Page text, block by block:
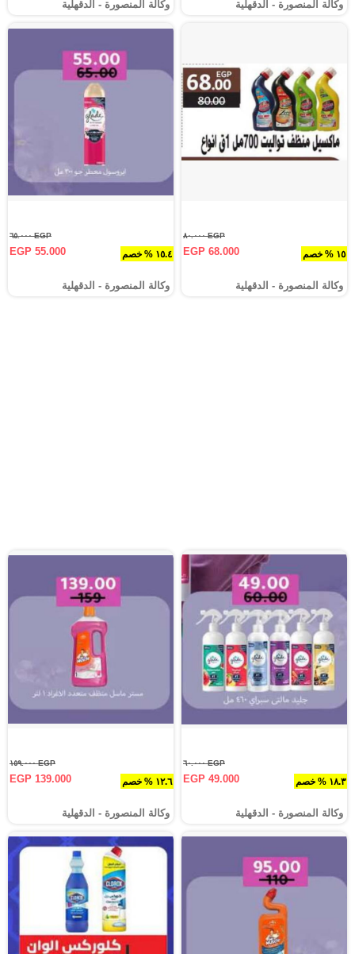
وكالة المنصورة - الدقهلية‎ وكالة المنصورة - الدقهلية‎
١٥ % خصم
EGP ٨٠.٠٠٠
EGP 68.000
وكالة المنصورة - الدقهلية‎
١٥.٤ % خصم
EGP ٦٥.٠٠٠
EGP 55.000
وكالة المنصورة - الدقهلية‎
١٨.٣ % خصم
EGP ٦٠.٠٠٠
EGP 49.000
وكالة المنصورة - الدقهلية‎
١٢.٦ % خصم
EGP ١٥٩.٠٠٠
EGP 139.000
وكالة المنصورة - الدقهلية‎